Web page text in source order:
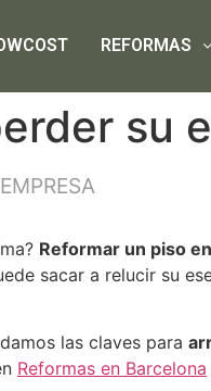
REFORMAS
su
Reformar un piso
sacar a relucir su
las claves para
Reformas en Barcelona